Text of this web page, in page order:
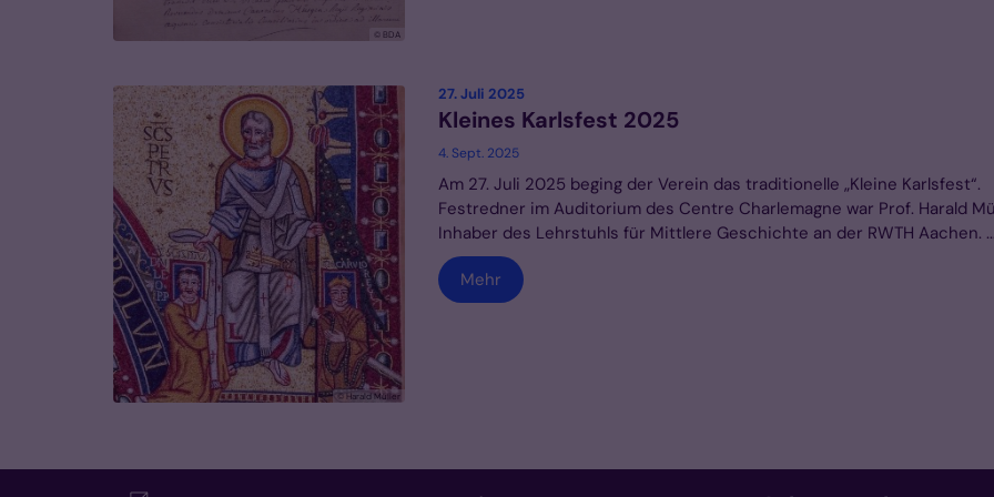
© BDA
© Harald Müller
27. Juli 2025:
Kleines Karlsfest 2025
4. Sept. 2025
Am 27. Juli 2025 beging der Verein das traditionelle „Kleine Karlsfest“.
Festredner im Auditorium des Centre Charlemagne war Prof. Harald
Inhaber des Lehrstuhls für Mittlere Geschichte an der RWTH Aachen. ...
Mehr